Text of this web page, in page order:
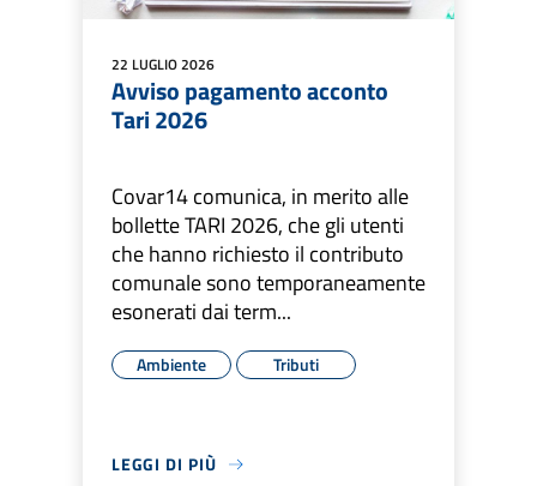
22 LUGLIO 2026
Avviso pagamento acconto
Tari 2026
Covar14 comunica, in merito alle
bollette TARI 2026, che gli utenti
che hanno richiesto il contributo
comunale sono temporaneamente
esonerati dai term...
Ambiente Tributi
LEGGI DI PIÙ